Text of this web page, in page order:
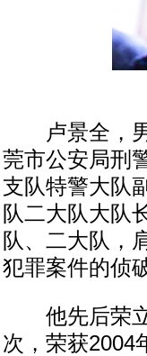
卢景全，男
莞市公安局刑
支队特警大队
队二大队大队
队、二大队，
犯罪案件的侦
他先后荣立
次，荣获2004